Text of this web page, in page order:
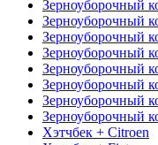
Зерноуборочный
Зерноуборочный
Зерноуборочный
Зерноуборочный
Зерноуборочный
Зерноуборочный
Зерноуборочный
Зерноуборочный
Хэтчбек + Citroen